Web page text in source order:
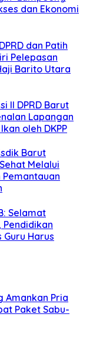
dan Ekonomi
dan Patih
Pelepasan
Barito Utara
II DPRD Barut
Lapangan
oleh DKPP
Barut
Melalui
Pemantauan
Selamat
Pendidikan
Harus
Amankan Pria
Paket Sabu-